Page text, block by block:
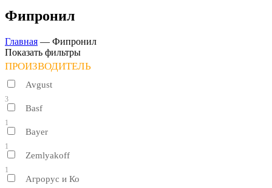
Фипронил
Главная — Фипронил
Показать фильтры
ПРОИЗВОДИТЕЛЬ
Avgust
3
Basf
1
Bayer
1
Zemlyakoff
1
Агрорус и Ко